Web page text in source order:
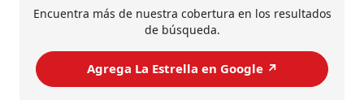
Encuentra más de nuestra cobertura en los resultados
de búsqueda.
Agrega La Estrella en Google ↗️